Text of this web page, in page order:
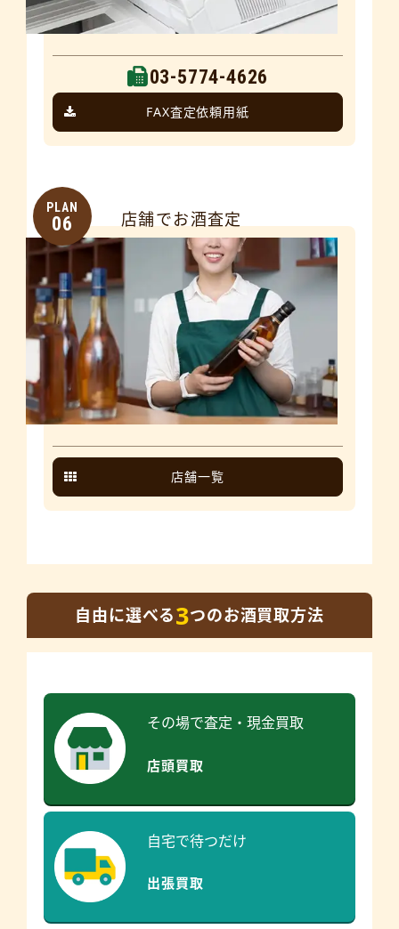
03-5774-4626
FAX査定依頼用紙
PLAN
06 店舗でお酒査定
店舗一覧
自由に選べる3つのお酒買取方法
その場で査定・現金買取
店頭買取
自宅で待つだけ
出張買取